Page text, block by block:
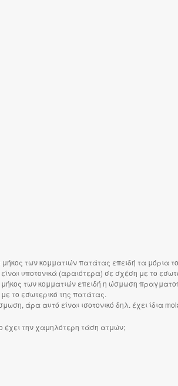
των κομματιών πατάτας επειδή τα
υποτονικά (αραιότερα) σε σχέση με το
των κομματιών επειδή η ώσμωση
το εσωτερικό της πατάτας.
άρα αυτό είναι ισοτονικό δηλ. έχει ίδια
έχει την χαμηλότερη τάση ατμών;